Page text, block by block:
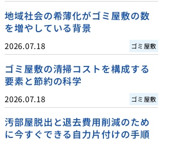
地域社会の希薄化がゴミ屋敷の数
を増やしている背景
2026.07.18 ゴミ屋敷
ゴミ屋敷の清掃コストを構成する
要素と節約の科学
2026.07.18 ゴミ屋敷
汚部屋脱出と退去費用削減のため
に今すぐできる自力片付けの手順